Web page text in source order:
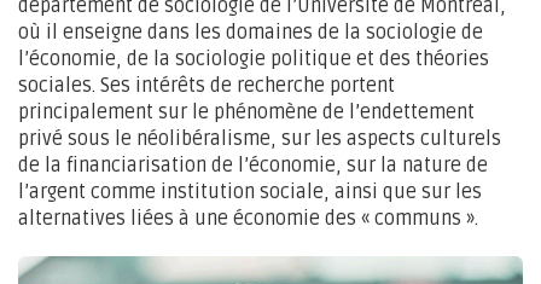
département de sociologie de l’Université de Montréal,
où il enseigne dans les domaines de la sociologie de
l’économie, de la sociologie politique et des théories
sociales. Ses intérêts de recherche portent
principalement sur le phénomène de l’endettement
privé sous le néolibéralisme, sur les aspects culturels
de la financiarisation de l’économie, sur la nature de
l’argent comme institution sociale, ainsi que sur les
alternatives liées à une économie des « communs ».